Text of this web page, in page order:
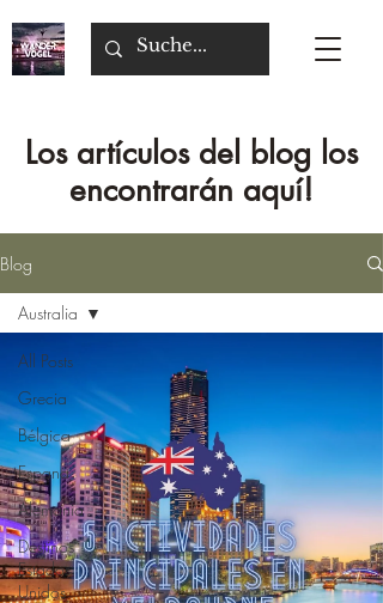
Los artículos del blog los
encontrarán aquí!
Blog
All Posts
Grecia
Bélgica
Espana
Alemania
Destinos
Estados
Unidos
Australia